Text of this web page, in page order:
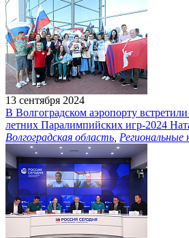
13 сентября 2024
В Волгоградском аэропорту
летних Паралимпийских игр-2024
Волгоградская область Региональные